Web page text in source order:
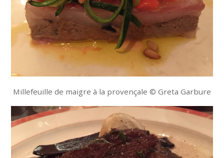
Millefeuille de maigre à la provençale © Greta Garbure